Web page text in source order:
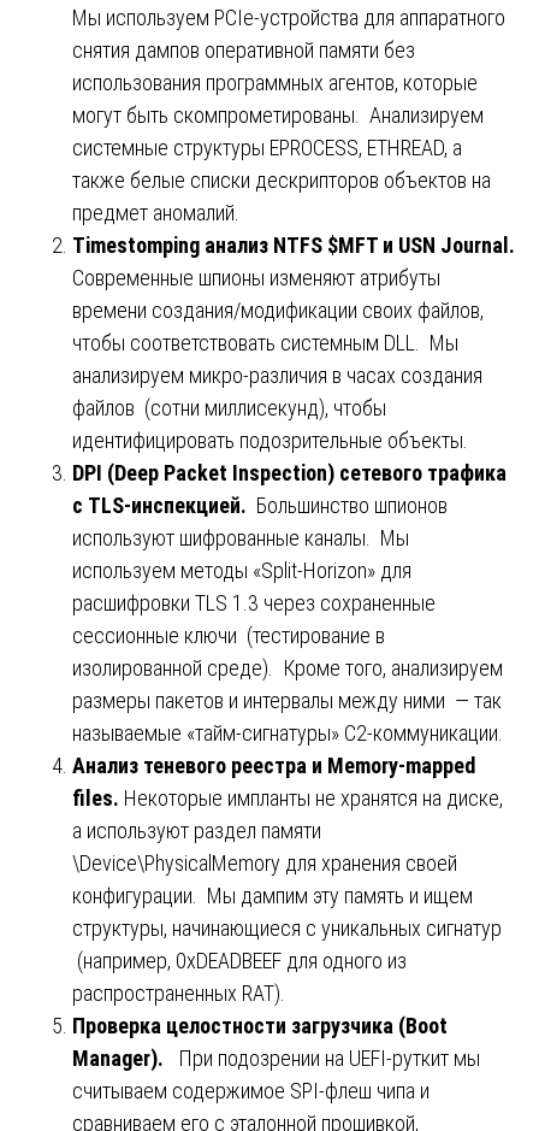
Мы используем PCIe-устройства для аппаратного
снятия дампов оперативной памяти без
использования программных агентов, которые
могут быть скомпрометированы. Анализируем
системные структуры EPROCESS, ETHREAD, а
также белые списки дескрипторов объектов на
предмет аномалий.
Timestomping анализ NTFS $MFT и USN Journal.
Современные шпионы изменяют атрибуты
времени создания/модификации своих файлов,
чтобы соответствовать системным DLL. Мы
анализируем микро-различия в часах создания
файлов (сотни миллисекунд), чтобы
идентифицировать подозрительные объекты.
DPI (Deep Packet Inspection) сетевого трафика
с TLS-инспекцией. Большинство шпионов
используют шифрованные каналы. Мы
используем методы «Split-Horizon» для
расшифровки TLS 1.3 через сохраненные
сессионные ключи (тестирование в
изолированной среде). Кроме того, анализируем
размеры пакетов и интервалы между ними — так
называемые «тайм-сигнатуры» C2-коммуникации.
Анализ теневого реестра и Memory-mapped
files. Некоторые импланты не хранятся на диске,
а используют раздел памяти
\Device\PhysicalMemory для хранения своей
конфигурации. Мы дампим эту память и ищем
структуры, начинающиеся с уникальных сигнатур
(например, 0xDEADBEEF для одного из
распространенных RAT).
Проверка целостности загрузчика (Boot
Manager).
️ При подозрении на UEFI-руткит мы
считываем содержимое SPI-флеш чипа и
сравниваем его с эталонной прошивкой,